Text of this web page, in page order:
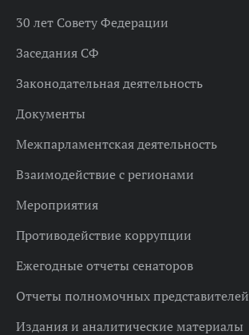
30 лет Совету Федерации
Заседания СФ
Законодательная деятельность
Документы
Межпарламентская деятельность
Взаимодействие с регионами
Мероприятия
Противодействие коррупции
Ежегодные отчеты сенаторов
Отчеты полномочных представителей
Издания и аналитические материалы